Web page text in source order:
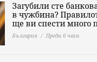
Загубили сте
в чужбина?
ще ви спести много
България Преди 6 часа